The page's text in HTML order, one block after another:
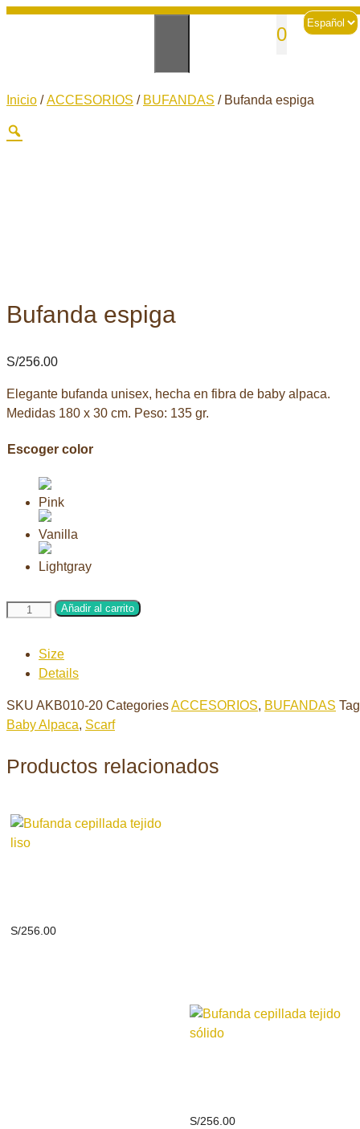
Skip
Choose
a
0
Inicio /ACCESORIOS / BUFANDAS / Bufanda espiga
Bufanda espiga
S/256.00
Elegante bufanda unisex, hecha en fibra de baby alpaca.
Medidas 180 x 30 cm. Peso: 135 gr.
Escoger color
Bufanda
cantidad
Añadir al carrito
Size
Details
SKU AKB010-20 CategoriesACCESORIOS, BUFANDAS
Baby Alpaca, Scarf
Productos relacionados
S/256.00
S/256.00